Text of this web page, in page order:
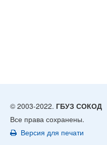
© 2003-2022. ГБУЗ СОКОД
Все права сохранены.
Версия для печати